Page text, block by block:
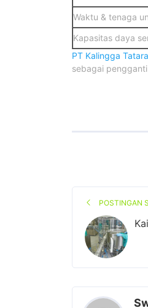
Waktu & tenaga
Kapasitas daya
PT Kalingga
sebagai
POSTINGAN